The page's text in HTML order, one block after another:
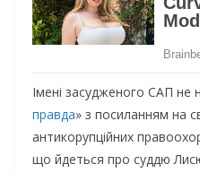
Імені засудженого САП не
правда» з посиланням на
антикорупційних
що йдеться про суддю